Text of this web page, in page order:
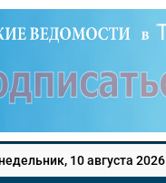
10 августа 2026